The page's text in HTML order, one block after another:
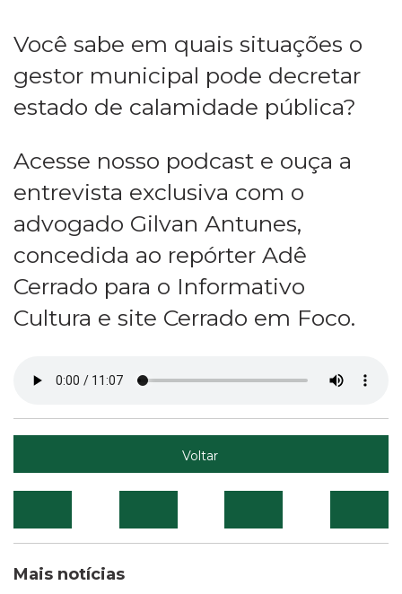
Você sabe em quais situações o
gestor municipal pode decretar
estado de calamidade pública?
Acesse nosso podcast e ouça a
entrevista exclusiva com o
advogado Gilvan Antunes,
concedida ao repórter Adê
Cerrado para o Informativo
Cultura e site Cerrado em Foco.
Voltar
Mais notícias